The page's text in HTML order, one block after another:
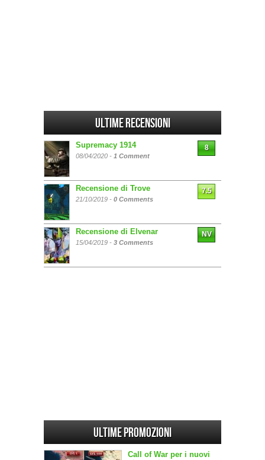
Ultime Recensioni
Supremacy 1914
08/04/2020 - 1 Comment
8
Recensione di Trove
21/10/2019 - 0 Comments
7.5
Recensione di Elvenar
15/04/2019 - 3 Comments
NV
Ultime promozioni
Call of War per i nuovi